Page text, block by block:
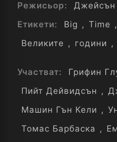
Режисьор:
Джейсън
Етикети:
Big , Time ,
Великите , години ,
Участват: Грифин
Пийт Дейвидсън ,
Машин Гън Кели ,
Томас Барбаска ,